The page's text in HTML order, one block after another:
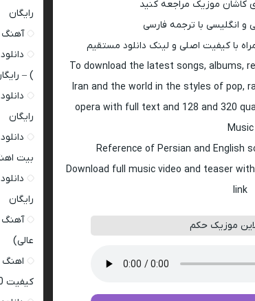
و انگلیسی با ترجمه فارسی
با کیفیت اصلی و لینک دانلود مستقیم
To download the latest songs, albums,
Iran and the world in the styles of pop,
opera with full text and 128 and 320
Music
Reference of Persian and English
Download full music video and teaser
link
موزیک حکم
رایگان
آهنگ
) –
رایگان
بیت
رایگان
عالی)
کیفیت 320 + متن